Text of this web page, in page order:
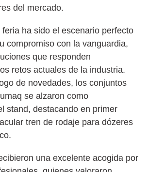
del mercado.
ha sido el escenario perfecto
compromiso con la vanguardia,
que responden
retos actuales de la industria.
de novedades, los conjuntos
se alzaron como
stand, destacando en primer
tren de rodaje para dózeres
una excelente acogida por